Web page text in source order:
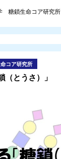
糖鎖生命コア研究所
コア研究所
（とうさ）」